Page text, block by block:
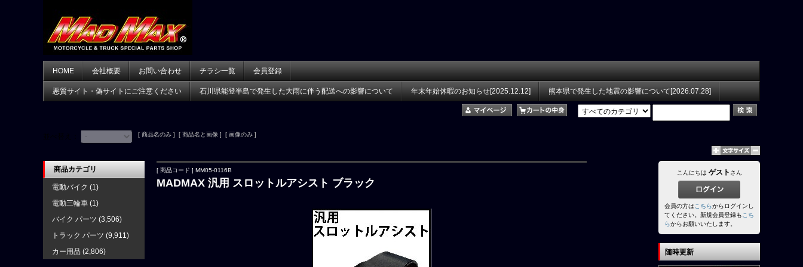
HOME 会社概要 お問い合わせ チラシ一覧 会員登録
悪質サイト・偽サイトにご注意ください 石川県能登半島で発生した大雨に伴う配送への影響について 年末年始休暇のお知らせ[2025.12.12] 熊本県で発生した地震の影響について[2026.07.28]
[ 商品名のみ ] [ 商品名と画像 ] [ 画像のみ ]
[ 商品コード ] MM05-0116B
MADMAX 汎用 スロットルアシスト ブラック
商品カテゴリ
電動バイク (1)
電動三輪車 (1)
バイク パーツ (3,506)
トラック パーツ (9,911)
カー用品 (2,806)
こんにちは ゲスト さん
会員の方はこちらからログインし
てください。新規会員登録もこち
らからお願いいたします。
随時更新